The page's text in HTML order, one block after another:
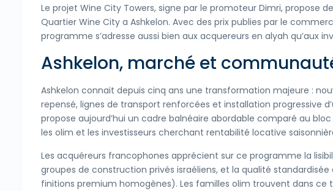
Le projet Wine City Towers, signe par le promoteur Dimri, propose
Quartier Wine City a Ashkelon. Avec des prix publies par le
programme s’adresse aussi bien aux acquereurs en alyah qu’aux
Ashkelon, marché et
Ashkelon connait depuis cinq ans une transformation majeure :
repensé, lignes de transport renforcées et installation progressive
propose aujourd’hui un cadre balnéaire abordable comparé au
les olim et les investisseurs cherchant rentabilité locative
Les acquéreurs francophones apprécient sur ce programme la
groupes de construction privés israéliens, et la qualité
finitions premium homogènes). Les familles olim trouvent dans ce